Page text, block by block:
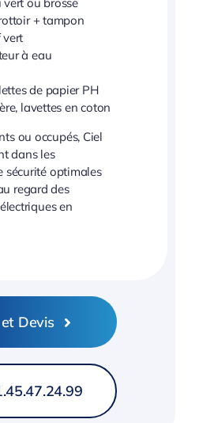
+ tampon
vert
à eau
de papier PH
lavettes en coton
ou occupés, Ciel
dans les
sécurité optimales
regard des
en
Devis